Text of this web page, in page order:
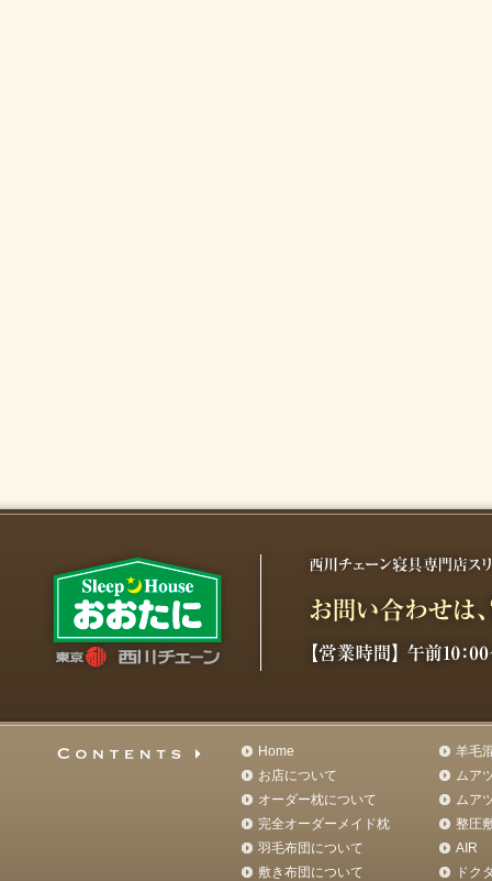
Home
お店について
オーダー枕について
完全オーダーメイド枕
羽毛布団について
敷き布団について
羊毛
ムア
ムア
整圧
AIR
ドク